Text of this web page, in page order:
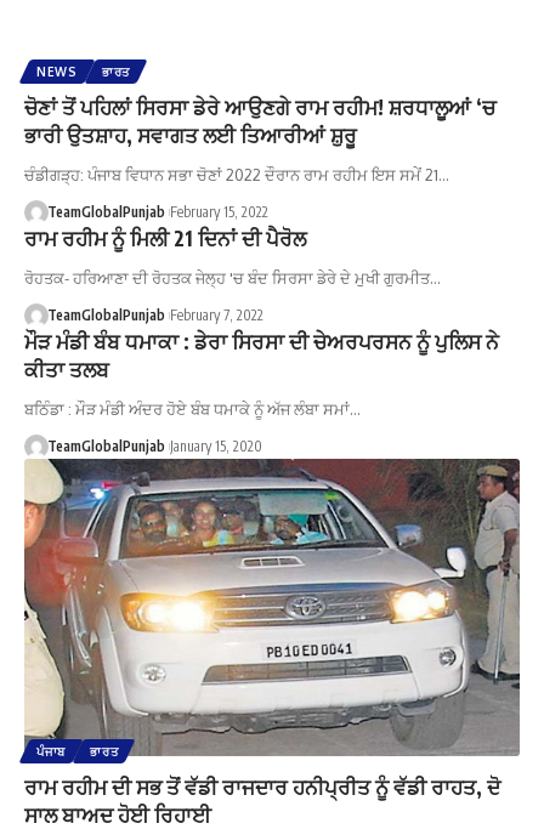
NEWS ਭਾਰਤ
ਚੋਣਾਂ ਤੋਂ ਪਹਿਲਾਂ ਸਿਰਸਾ ਡੇਰੇ ਆਉਣਗੇ ਰਾਮ ਰਹੀਮ! ਸ਼ਰਧਾਲੂਆਂ ‘ਚ
ਭਾਰੀ ਉਤਸ਼ਾਹ, ਸਵਾਗਤ ਲਈ ਤਿਆਰੀਆਂ ਸ਼ੁਰੂ
ਚੰਡੀਗੜ੍ਹ: ਪੰਜਾਬ ਵਿਧਾਨ ਸਭਾ ਚੋਣਾਂ 2022 ਦੌਰਾਨ ਰਾਮ ਰਹੀਮ ਇਸ ਸਮੇਂ 21…
TeamGlobalPunjab February 15, 2022
ਰਾਮ ਰਹੀਮ ਨੂੰ ਮਿਲੀ 21 ਦਿਨਾਂ ਦੀ ਪੈਰੋਲ
ਰੋਹਤਕ- ਹਰਿਆਣਾ ਦੀ ਰੋਹਤਕ ਜੇਲ੍ਹ 'ਚ ਬੰਦ ਸਿਰਸਾ ਡੇਰੇ ਦੇ ਮੁਖੀ ਗੁਰਮੀਤ…
TeamGlobalPunjab February 7, 2022
ਮੌੜ ਮੰਡੀ ਬੰਬ ਧਮਾਕਾ : ਡੇਰਾ ਸਿਰਸਾ ਦੀ ਚੇਅਰਪਰਸਨ ਨੂੰ ਪੁਲਿਸ ਨੇ
ਕੀਤਾ ਤਲਬ
ਬਠਿੰਡਾ : ਮੌੜ ਮੰਡੀ ਅੰਦਰ ਹੋਏ ਬੰਬ ਧਮਾਕੇ ਨੂੰ ਅੱਜ ਲੰਬਾ ਸਮਾਂ…
TeamGlobalPunjab January 15, 2020
ਪੰਜਾਬ ਭਾਰਤ
ਰਾਮ ਰਹੀਮ ਦੀ ਸਭ ਤੋਂ ਵੱਡੀ ਰਾਜਦਾਰ ਹਨੀਪ੍ਰੀਤ ਨੂੰ ਵੱਡੀ ਰਾਹਤ, ਦੋ
ਸਾਲ ਬਾਅਦ ਹੋਈ ਰਿਹਾਈ